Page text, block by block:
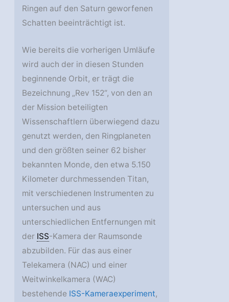
Ringen auf den Saturn geworfenen
Schatten beeinträchtigt ist.
Wie bereits die vorherigen Umläufe
wird auch der in diesen Stunden
beginnende Orbit, er trägt die
Bezeichnung „Rev 152“, von den an
der Mission beteiligten
Wissenschaftlern überwiegend dazu
genutzt werden, den Ringplaneten
und den größten seiner 62 bisher
bekannten Monde, den etwa 5.150
Kilometer durchmessenden Titan,
mit verschiedenen Instrumenten zu
untersuchen und aus
unterschiedlichen Entfernungen mit
der ISS-Kamera der Raumsonde
abzubilden. Für das aus einer
Telekamera (NAC) und einer
Weitwinkelkamera (WAC)
bestehende ISS-Kameraexperiment,